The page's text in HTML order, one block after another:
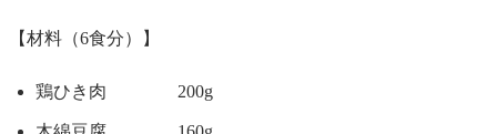
【材料（6食分）】
鶏ひき肉 200g